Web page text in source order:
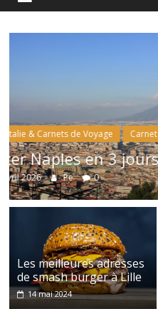
Europe
Découvrir Reims
aventure
le temps d’un
2 septembre 2024 Pe
Les meilleures adresses
de smash burger à Lille
14 mai 2024